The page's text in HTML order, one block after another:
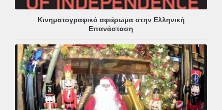
Κινηματογραφικό αφιέρωμα στην Ελληνική
Επανάσταση